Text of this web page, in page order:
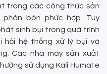
trong các công thức sản
bón phức hợp. Tuy
sinh bụi trong quá trình
hỏi hệ thống xử lý bụi và
Các nhà máy sản xuất
sử dụng Kali Humate